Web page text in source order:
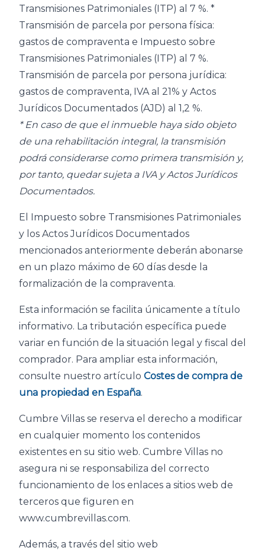
Transmisiones Patrimoniales (ITP) al 7 %. *
Transmisión de parcela por persona física:
gastos de compraventa e Impuesto sobre
Transmisiones Patrimoniales (ITP) al 7 %.
Transmisión de parcela por persona jurídica:
gastos de compraventa, IVA al 21% y Actos
Jurídicos Documentados (AJD) al 1,2 %.
* En caso de que el inmueble haya sido objeto
de una rehabilitación integral, la transmisión
podrá considerarse como primera transmisión y,
por tanto, quedar sujeta a IVA y Actos Jurídicos
Documentados.
El Impuesto sobre Transmisiones Patrimoniales
y los Actos Jurídicos Documentados
mencionados anteriormente deberán abonarse
en un plazo máximo de 60 días desde la
formalización de la compraventa.
Esta información se facilita únicamente a título
informativo. La tributación específica puede
variar en función de la situación legal y fiscal del
comprador. Para ampliar esta información,
consulte nuestro artículo Costes de compra de
una propiedad en España.
Cumbre Villas se reserva el derecho a modificar
en cualquier momento los contenidos
existentes en su sitio web. Cumbre Villas no
asegura ni se responsabiliza del correcto
funcionamiento de los enlaces a sitios web de
terceros que figuren en
www.cumbrevillas.com.
Además, a través del sitio web